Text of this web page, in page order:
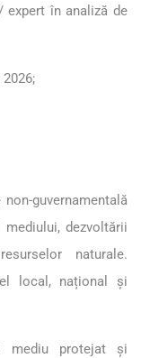
în analiză de
guvernamentală
dezvoltării
naturale.
local, național și
mediu protejat și